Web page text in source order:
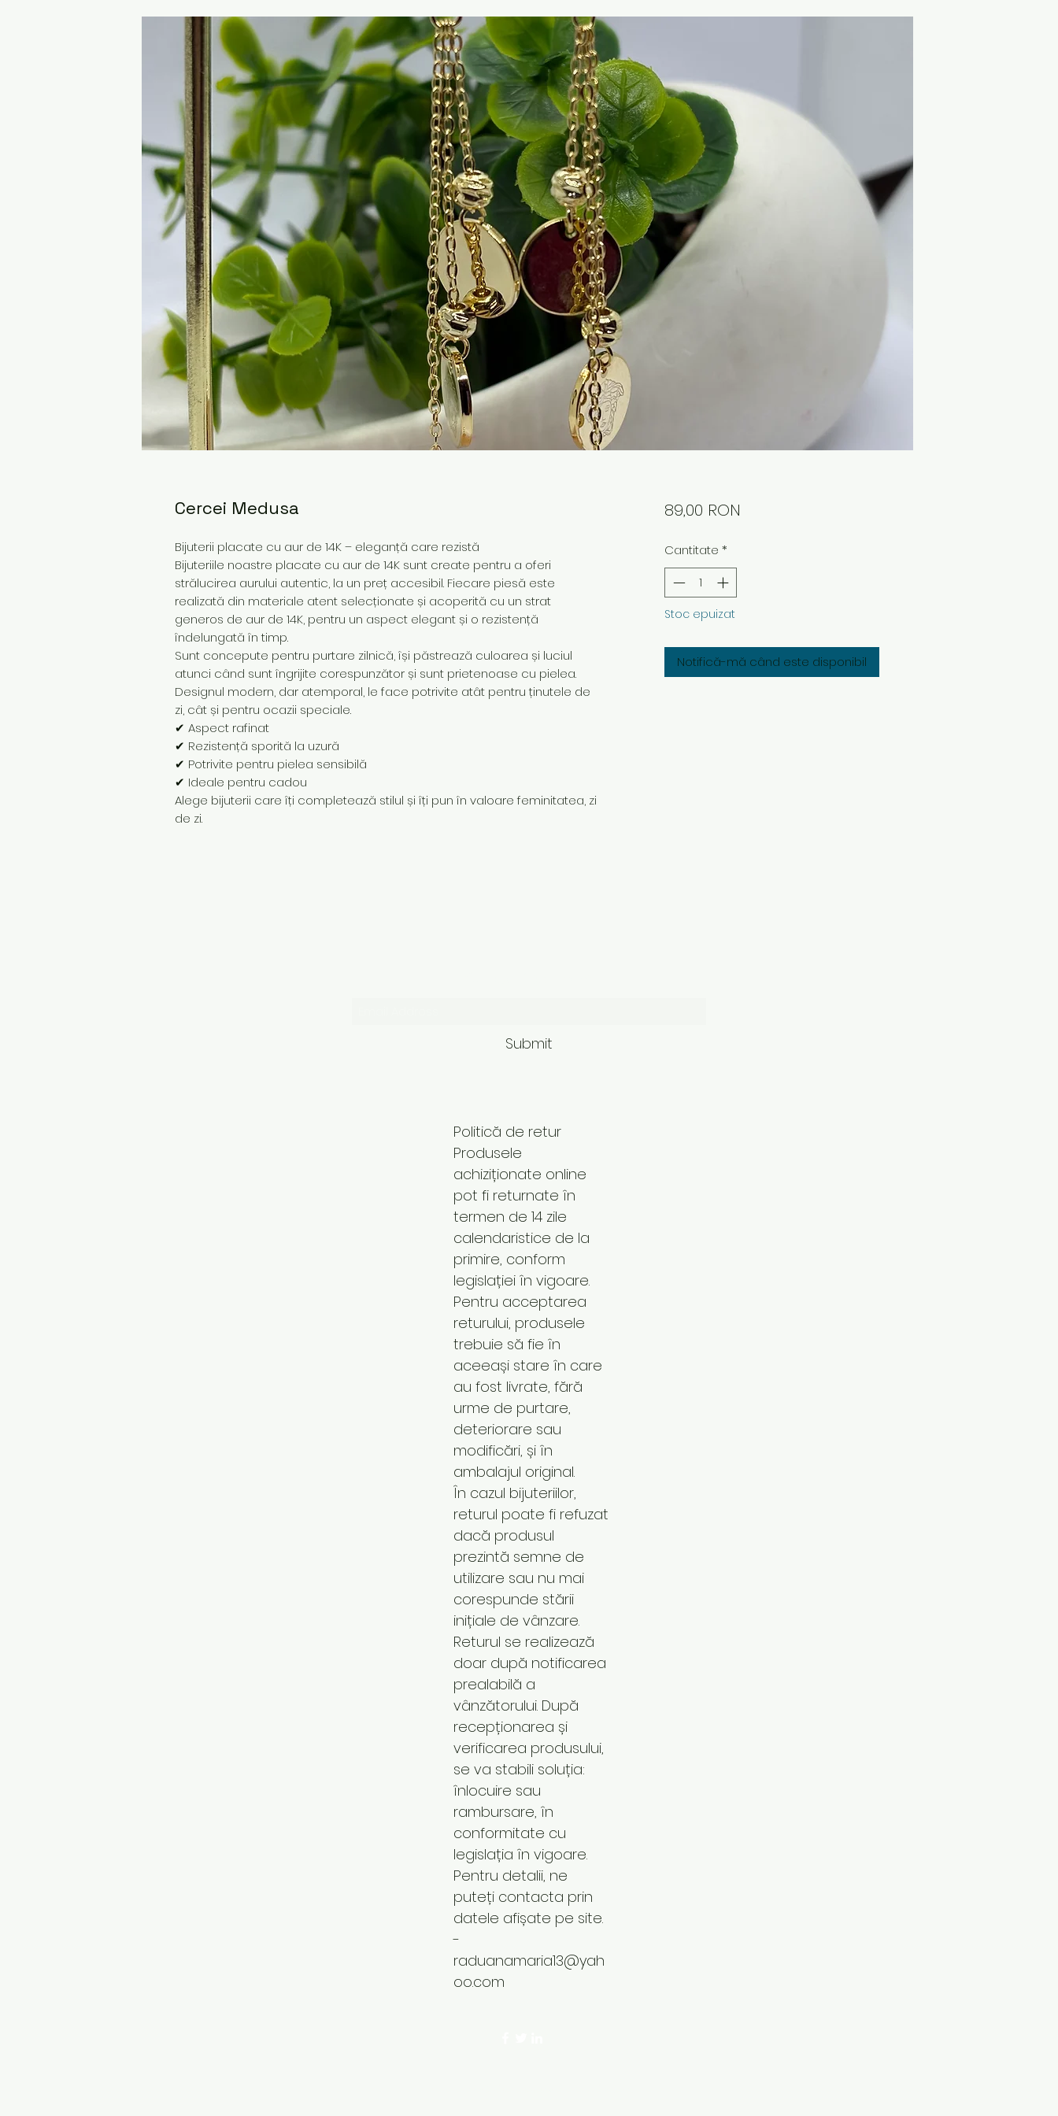
Cercei Medusa
Bijuterii placate cu aur de 14K – eleganță care rezistă
Bijuteriile noastre placate cu aur de 14K sunt create pentru a oferi
strălucirea aurului autentic, la un preț accesibil. Fiecare piesă este
realizată din materiale atent selecționate și acoperită cu un strat
generos de aur de 14K, pentru un aspect elegant și o rezistență
îndelungată în timp.
Sunt concepute pentru purtare zilnică, își păstrează culoarea și luciul
atunci când sunt îngrijite corespunzător și sunt prietenoase cu pielea.
Designul modern, dar atemporal, le face potrivite atât pentru ținutele de
zi, cât și pentru ocazii speciale.
✔ Aspect rafinat
✔ Rezistență sporită la uzură
✔ Potrivite pentru pielea sensibilă
✔ Ideale pentru cadou
Alege bijuterii care îți completează stilul și îți pun în valoare feminitatea, zi
de zi.
89,00 RON
Cantitate *
Stoc epuizat
Notifică-mă când este disponibil
Submit
Politică de retur
Produsele
achiziționate online
pot fi returnate în
termen de 14 zile
calendaristice de la
primire, conform
legislației în vigoare.
Pentru acceptarea
returului, produsele
trebuie să fie în
aceeași stare în care
au fost livrate, fără
urme de purtare,
deteriorare sau
modificări, și în
ambalajul original.
În cazul bijuteriilor,
returul poate fi refuzat
dacă produsul
prezintă semne de
utilizare sau nu mai
corespunde stării
inițiale de vânzare.
Returul se realizează
doar după notificarea
prealabilă a
vânzătorului. După
recepționarea și
verificarea produsului,
se va stabili soluția:
înlocuire sau
rambursare, în
conformitate cu
legislația în vigoare.
Pentru detalii, ne
puteți contacta prin
datele afișate pe site.
-
raduanamaria13@yah
oo.com